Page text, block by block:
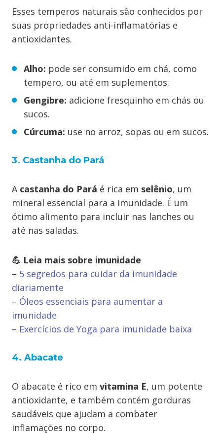
Esses temperos naturais são conhecidos por
suas propriedades anti-inflamatórias e
antioxidantes.
Alho: pode ser consumido em chá, como
tempero, ou até em suplementos.
Gengibre: adicione fresquinho em chás ou
sucos.
Cúrcuma: use no arroz, sopas ou em sucos.
3. Castanha do Pará
A castanha do Pará é rica em selênio, um
mineral essencial para a imunidade. É um
ótimo alimento para incluir nas lanches ou
até nas saladas.
💪 Leia mais sobre imunidade
– 5 segredos para cuidar da imunidade
diariamente
– Óleos essenciais para aumentar a
imunidade
– Exercícios de Yoga para imunidade baixa
4. Abacate
O abacate é rico em vitamina E, um potente
antioxidante, e também contém gorduras
saudáveis que ajudam a combater
inflamações no corpo.